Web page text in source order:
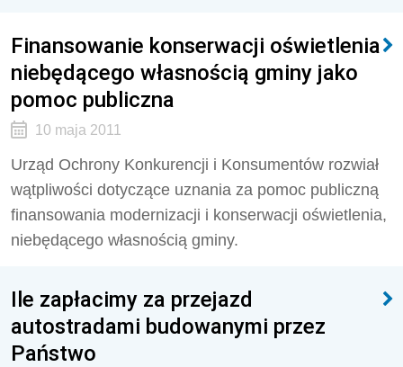
Finansowanie konserwacji oświetlenia
niebędącego własnością gminy jako
pomoc publiczna
10 maja 2011
Urząd Ochrony Konkurencji i Konsumentów rozwiał
wątpliwości dotyczące uznania za pomoc publiczną
finansowania modernizacji i konserwacji oświetlenia,
niebędącego własnością gminy.
Ile zapłacimy za przejazd
autostradami budowanymi przez
Państwo